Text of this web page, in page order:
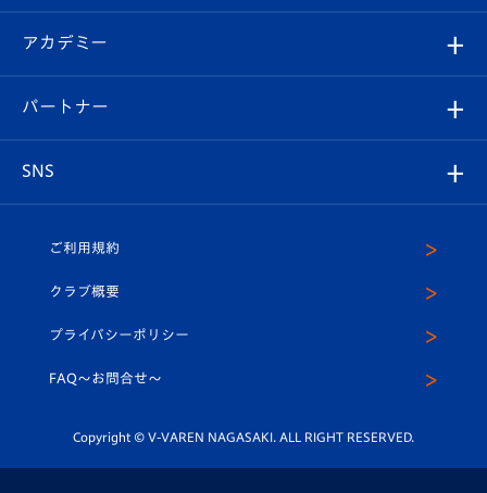
イベント
メディア
ホームタウン
スタッフプロフィール
マスコット紹介
平和祈念活動
ホームタウン活動
Revive Team
ヴィヴィくんの長崎おもてなしガイド
フォトギャラリー
スタジアムグルメ
V-LOVERS（ファンクラブ）
プレイヤーズスイート
オンラインショップ
店舗情報
アカデミー
育成からのお知らせ
U-18
スクール
パートナー
SNS
ヴィヴィくんインスタグラム
公式LINE＠
ご利用規約
クラブ概要
プライバシーポリシー
FAQ〜お問合せ〜
Copyright © V-VAREN NAGASAKI. ALL RIGHT RESERVED.